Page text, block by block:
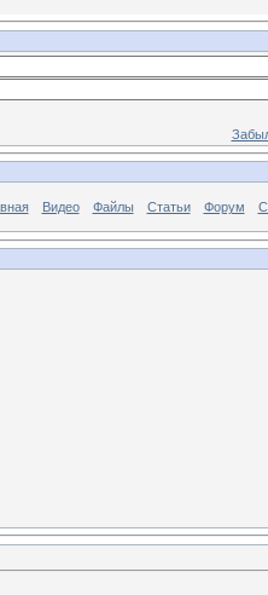
Видео Файлы Статьи Форум